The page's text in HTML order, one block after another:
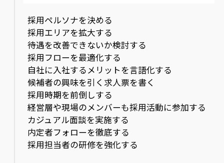
採用ペルソナを決める
採用エリアを拡大する
待遇を改善できないか検討する
採用フローを最適化する
自社に入社するメリットを言語化する
候補者の興味を引く求人票を書く
採用時期を前倒しする
経営層や現場のメンバーも採用活動に参加する
カジュアル面談を実施する
内定者フォローを徹底する
採用担当者の研修を強化する